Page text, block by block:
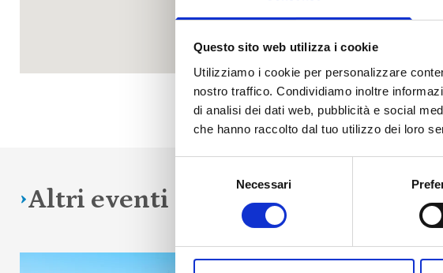
Questo sito web utilizza i cookie
Utilizziamo i cookie per personalizzare
nostro traffico. Condividiamo inoltre
di analisi dei dati web, pubblicità e social
che hanno raccolto dal tuo utilizzo dei loro
Necessari
Altri eventi in programma a